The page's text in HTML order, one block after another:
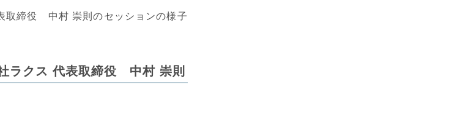
取締役 中村 崇則のセッションの様子
ラクス 代表取締役 中村 崇則